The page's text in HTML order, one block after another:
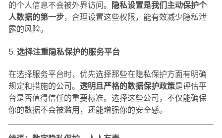
的个人信息不会被外界访问。
隐私设置是我们主动保护个
人数据的第一步，合理设置这些权限，能有效减少隐私泄
露的风险。
5. 选择注重隐私保护的服务平台
在选择服务平台时，优先选择那些在隐私保护方面有明确
规定和措施的公司。 透明且严格的数据保护政策是评估平
台是否值得信任的重要标准。选择这些公司，不仅能确保
你的数据不会被滥用，还能增强你的安全感。